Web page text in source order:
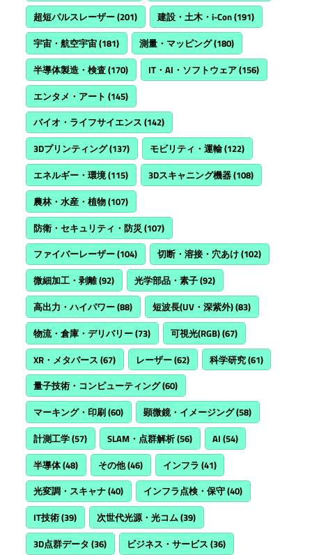
超短パルスレーザー(201) 建設・土木・i-Con(191)
宇宙・航空宇宙(181) 測量・マッピング(180)
半導体製造・検査(170) IT・AI・ソフトウェア(156)
エンタメ・アート (145)
バイオ・ライフサイエンス (142)
3Dプリンティング(137) モビリティ・運輸(122)
エネルギー・環境(115) 3Dスキャニング機器(108)
農林・水産・植物(107)
防衛・セキュリティ・防災 (107)
ファイバーレーザー(104) 切断・溶接・穴あけ(102)
微細加工・剥離(92) 光学部品・素子(92)
高出力・ハイパワー(88) 短波長(UV・深紫外)(83)
物流・倉庫・デリバリー(73) 可視光(RGB)(67)
XR・メタバース (67) レーザー(62) 科学研究(61)
量子技術・コンピューティング(60)
マーキング・印刷(60) 顕微鏡・イメージング(58)
計測工学(57) SLAM・点群解析(56) AI (54)
半導体(48) その他(46) インフラ (41)
光変調・スキャナ(40) インフラ点検・保守(40)
IT技術(39) 次世代光源・光コム(39)
3D点群データ (36) ビジネス・サービス (36)